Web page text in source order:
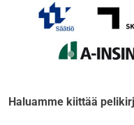
Haluamme kiittää